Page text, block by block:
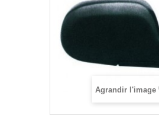
Agrandir l'image